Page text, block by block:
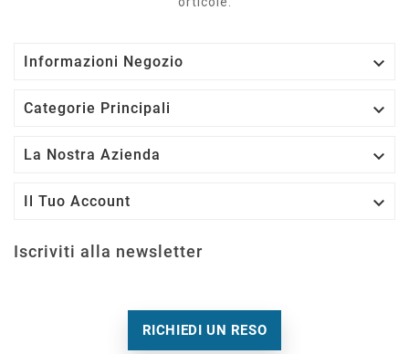
Informazioni Negozio 
Categorie Principali 
La Nostra Azienda 
Il Tuo Account 
Iscriviti alla newsletter
RICHIEDI UN RESO